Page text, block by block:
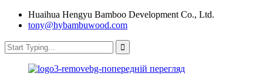
Huaihua Hengyu Bamboo Development Co., Ltd.
tony@hybambuwood.com